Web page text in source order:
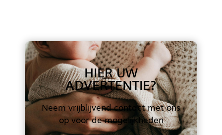
HIER UW
ADVERTENTIE?
Neem vrijblijvend contact met ons
op voor de mogelijkheden